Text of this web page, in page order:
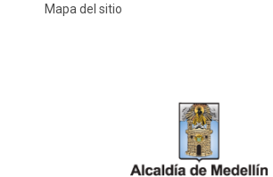
Mapa del sitio